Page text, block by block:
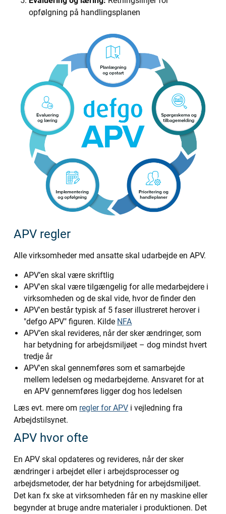
opfølgning på handlingsplanen
APV regler
Alle virksomheder med ansatte skal udarbejde en APV.
APV’en skal være skriftlig
APV'en skal være tilgængelig for alle medarbejdere i
virksomheden og de skal vide, hvor de finder den
APV'en består typisk af 5 faser illustreret herover i
"defgo APV" figuren. Kilde NFA
APV’en skal revideres, når der sker ændringer, som
har betydning for arbejdsmiljøet – dog mindst hvert
tredje år
APV'en skal gennemføres som et samarbejde
mellem ledelsen og medarbejderne. Ansvaret for at
en APV gennemføres ligger dog hos ledelsen
Læs evt. mere om regler for APV i vejledning fra
Arbejdstilsynet.
APV hvor ofte
En APV skal opdateres og revideres, når der sker
ændringer i arbejdet eller i arbejdsprocesser og
arbejdsmetoder, der har betydning for arbejdsmiljøet.
Det kan fx ske at virksomheden får en ny maskine eller
begynder at bruge andre materialer i produktionen. Det